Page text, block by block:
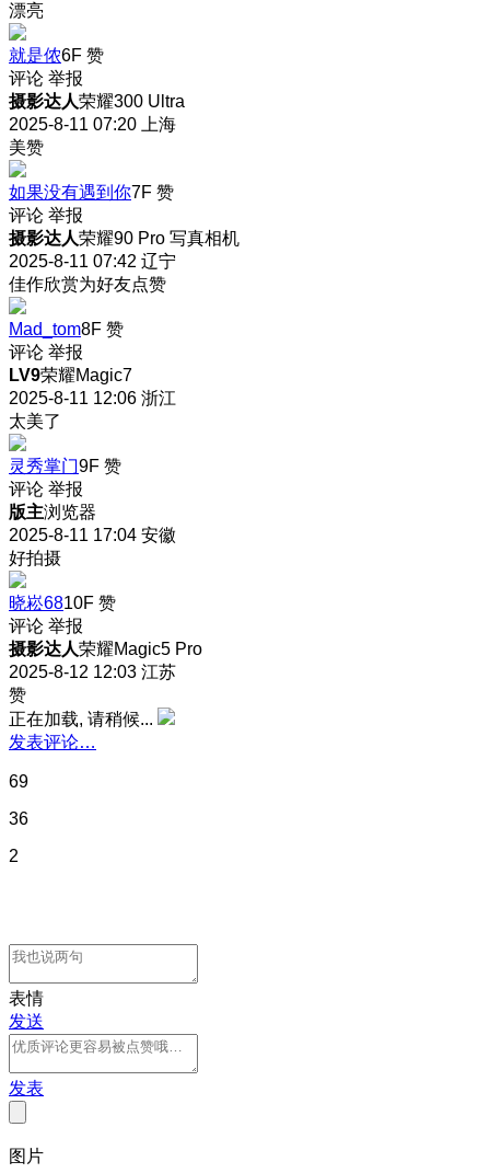
漂亮
就是侬6F 赞
评论 举报
摄影达人荣耀300 Ultra
2025-8-11 07:20
上海
美赞
如果没有遇到你7F 赞
评论 举报
摄影达人荣耀90 Pro 写真相机
2025-8-11 07:42 辽宁
佳作欣赏为好友点赞
Mad_tom8F 赞
评论 举报
LV9荣耀Magic7
2025-8-11 12:06 浙江
太美了
灵秀掌门9F 赞
评论 举报
版主浏览器
2025-8-11 17:04 安徽
好拍摄
晓崧6810F 赞
评论 举报
摄影达人荣耀Magic5 Pro
2025-8-12 12:03 江苏
赞
正在加载, 请稍候...
发表评论…
69
36
2
表情
发送
发表
图片